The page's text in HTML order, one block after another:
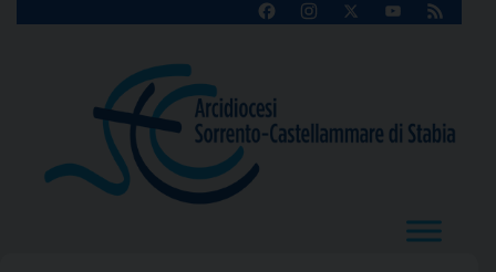
FacebookInstagram
X
YouTube
Feed